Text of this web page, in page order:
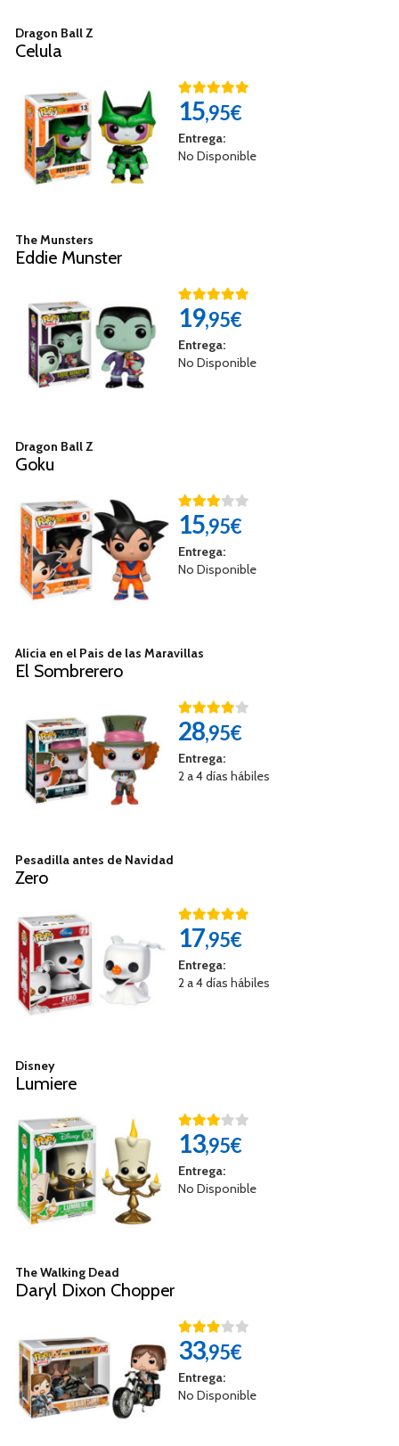
Dragon Ball Z
Celula
15,95€
Entrega:
No Disponible
The Munsters
Eddie Munster
19,95€
Entrega:
No Disponible
Dragon Ball Z
Goku
15,95€
Entrega:
No Disponible
Alicia en el Pais de las Maravillas
El Sombrerero
28,95€
Entrega:
2 a 4 días hábiles
Pesadilla antes de Navidad
Zero
17,95€
Entrega:
2 a 4 días hábiles
Disney
Lumiere
13,95€
Entrega:
No Disponible
The Walking Dead
Daryl Dixon Chopper
33,95€
Entrega:
No Disponible